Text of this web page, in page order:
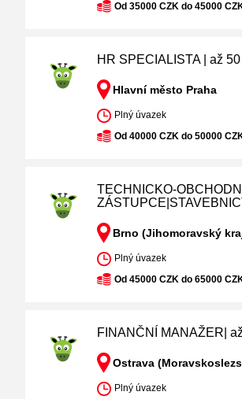
Od 35000 CZK do 45000
HR SPECIALISTA | až
Hlavní město Praha
Plný úvazek
Od 40000 CZK do 50000
TECHNICKO-OBCHODNÍ
Brno (Jihomoravský
Plný úvazek
Od 45000 CZK do 65000
FINANČNÍ MANAŽER|
Ostrava
Plný úvazek